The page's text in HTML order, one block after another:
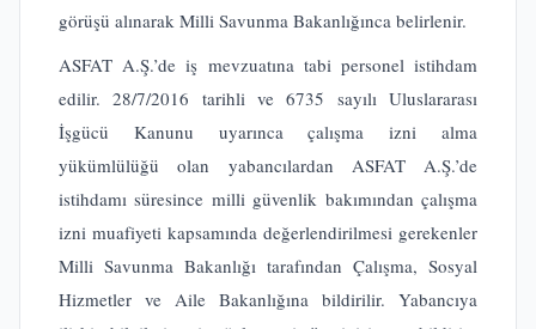
görüşü alınarak Milli Savunma Bakanlığınca belirlenir.
ASFAT A.Ş.’de iş mevzuatına tabi personel istihdam
edilir. 28/7/2016 tarihli ve 6735 sayılı Uluslararası
İşgücü Kanunu uyarınca çalışma izni alma
yükümlülüğü olan yabancılardan ASFAT A.Ş.’de
istihdamı süresince milli güvenlik bakımından çalışma
izni muafiyeti kapsamında değerlendirilmesi gerekenler
Milli Savunma Bakanlığı tarafından Çalışma, Sosyal
Hizmetler ve Aile Bakanlığına bildirilir. Yabancıya